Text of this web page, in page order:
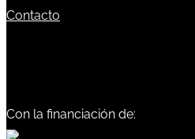
Contacto
Con la financiación de: